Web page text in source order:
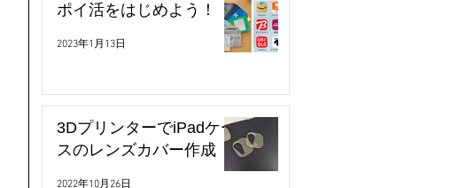
ポイ活をはじめよう！
2023年1月13日
3DプリンターでiPadケー
スのレンズカバー作成
2022年10月26日